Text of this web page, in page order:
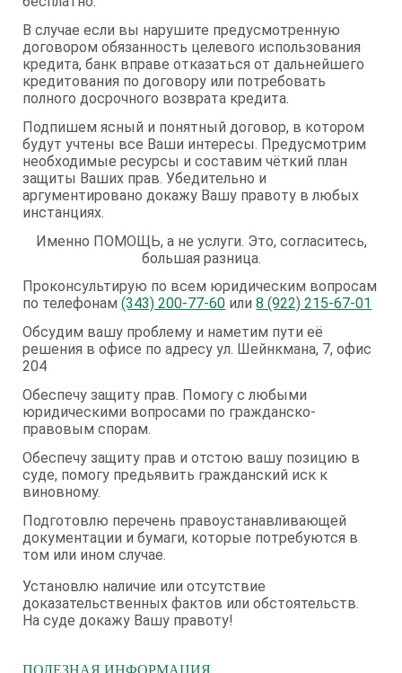
ПОЛЕЗНАЯ ИНФОРМАЦИЯ
В случае если вы нарушите предусмотренную
договором обязанность целевого использования
кредита, банк вправе отказаться от дальнейшего
кредитования по договору или потребовать
полного досрочного возврата кредита.
Подпишем ясный и понятный договор, в котором
будут учтены все Ваши интересы. Предусмотрим
необходимые ресурсы и составим чёткий план
защиты Ваших прав. Убедительно и
аргументировано докажу Вашу правоту в любых
инстанциях.
Именно ПОМОЩЬ, а не услуги. Это, согласитесь,
большая разница.
Проконсультирую по всем юридическим вопросам
по телефонам(343) 200-77-60 или8 (922) 215-67-01
Обсудим вашу проблему и наметим пути её
решения в офисе по адресу ул. Шейнкмана, 7, офис
204
Обеспечу защиту прав. Помогу с любыми
юридическими вопросами по гражданско-
правовым спорам.
Обеспечу защиту прав и отстою вашу позицию в
суде, помогу предьявить гражданский иск к
виновному.
Подготовлю перечень правоустанавливающей
документации и бумаги, которые потребуются в
том или ином случае.
Установлю наличие или отсутствие
доказательственных фактов или обстоятельств.
На суде докажу Вашу правоту!